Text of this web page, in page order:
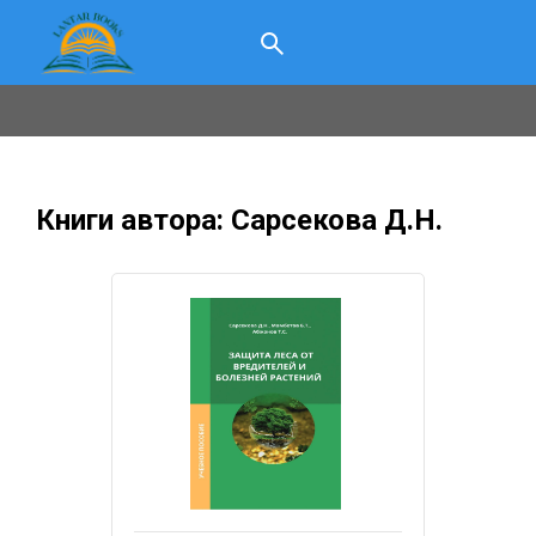
Книги автора: Сарсекова Д.Н.